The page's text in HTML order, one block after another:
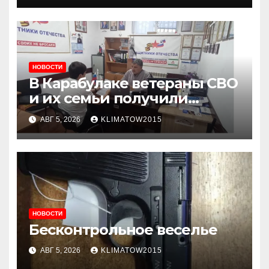
внимательнее
НОВОСТИ
В Карабулаке ветераны СВО
и их семьи получили
консультации в ходе
приема граждан
АВГ 5, 2026 KLIMATOW2015
НОВОСТИ
Бесконтрольное веселье
АВГ 5, 2026 KLIMATOW2015